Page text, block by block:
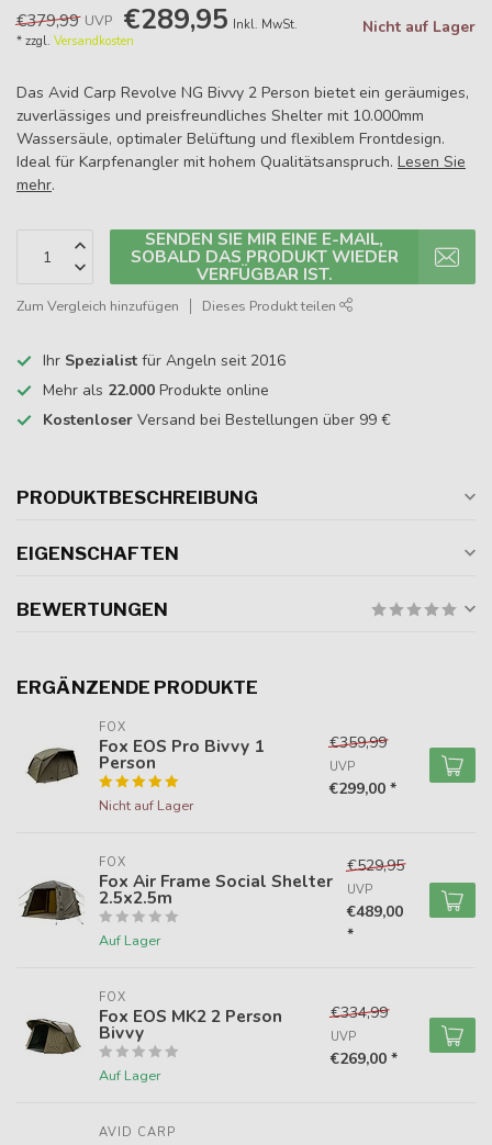
€379,99 UVP €289,95 Inkl. MwSt.
* zzgl. Versandkosten
Nicht auf Lager
Das Avid Carp Revolve NG Bivvy 2 Person bietet ein geräumiges,
zuverlässiges und preisfreundliches Shelter mit 10.000mm
Wassersäule, optimaler Belüftung und flexiblem Frontdesign.
Ideal für Karpfenangler mit hohem Qualitätsanspruch. Lesen Sie
mehr.
SENDEN SIE MIR EINE E-MAIL,
SOBALD DAS PRODUKT WIEDER
VERFÜGBAR IST.
Zum Vergleich hinzufügen Dieses Produkt teilen
Ihr Spezialist für Angeln seit 2016
Mehr als 22.000 Produkte online
Kostenloser Versand bei Bestellungen über 99 €
PRODUKTBESCHREIBUNG
EIGENSCHAFTEN
BEWERTUNGEN
ERGÄNZENDE PRODUKTE
FOX
Fox EOS Pro Bivvy 1
Person
Nicht auf Lager
€359,99
UVP
€299,00 *
FOX
Fox Air Frame Social Shelter
2.5x2.5m
Auf Lager
€529,95
UVP
€489,00
*
FOX
Fox EOS MK2 2 Person
Bivvy
Auf Lager
€334,99
UVP
€269,00 *
AVID CARP